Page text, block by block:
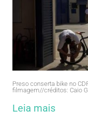
Preso conserta bike no
filmagem//créditos: Caio
Leia mais